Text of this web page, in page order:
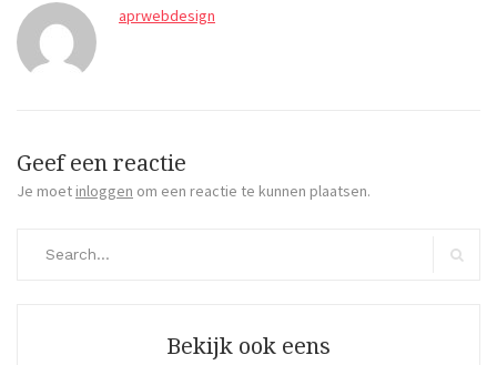
aprwebdesign
Geef een reactie
Je moet inloggen om een reactie te kunnen plaatsen.
Bekijk ook eens